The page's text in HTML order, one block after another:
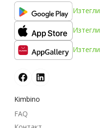
Kimbino
FAQ